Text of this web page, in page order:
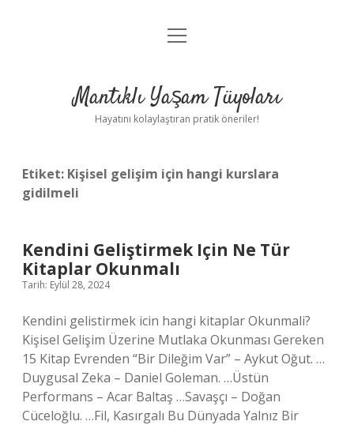
Anasayfa
Yasal Uyarı
menüyü
Mantıklı Yaşam Tüyoları
Hayatını kolaylaştıran pratik öneriler!
Etiket: Kişisel gelişim için hangi kurslara
gidilmeli
Kendini Geliştirmek Için Ne Tür
Kitaplar Okunmalı
Tarih: Eylül 28, 2024
Kendini gelistirmek icin hangi kitaplar Okunmali?
Kişisel Gelişim Üzerine Mutlaka Okunması Gereken
15 Kitap Evrenden “Bir Dileğim Var” – Aykut Oğut. …
Duygusal Zeka – Daniel Goleman. …Üstün
Performans – ​​Acar Baltaş …Savaşçı – Doğan
Cüceloğlu. …Fil, Kasırgalı Bu Dünyada Yalnız Bir